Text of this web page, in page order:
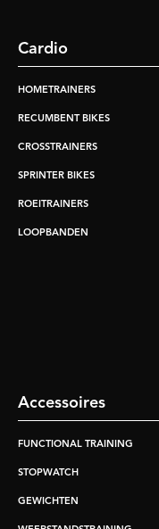
Cardio
HOMETRAINERS
RECUMBENT BIKES
CROSSTRAINERS
SPRINTER BIKES
ROEITRAINERS
LOOPBANDEN
Accessoires
FUNCTIONAL TRAINING
STOPWATCH
GEWICHTEN